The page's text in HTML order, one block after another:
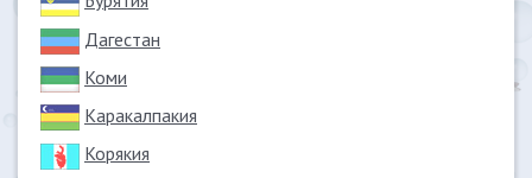
Дагестан
Коми
Каракалпакия
Корякия